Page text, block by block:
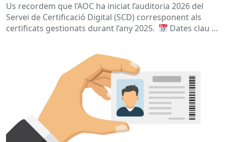
Us recordem que l’AOC ha iniciat l’auditoria 2026 del
Servei de Certificació Digital (SCD) corresponent als
certificats gestionats durant l’any 2025.
Dates clau